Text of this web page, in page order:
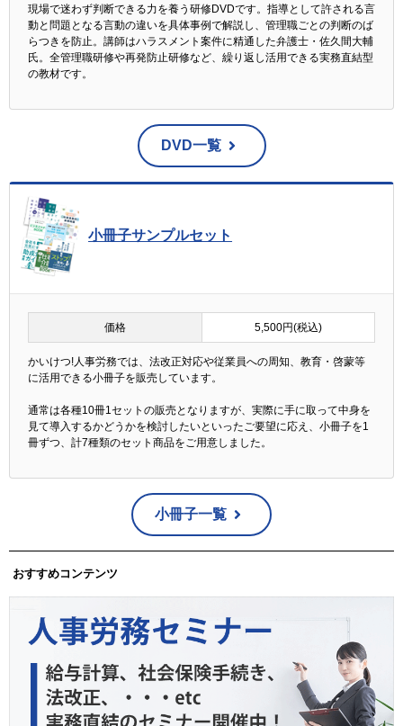
現場で迷わず判断できる力を養う研修DVDです。指導として許される言
動と問題となる言動の違いを具体事例で解説し、管理職ごとの判断のば
らつきを防止。講師はハラスメント案件に精通した弁護士・佐久間大輔
氏。全管理職研修や再発防止研修など、繰り返し活用できる実務直結型
の教材です。
DVD一覧
小冊子サンプルセット
価格 5,500円(税込)
かいけつ!人事労務では、法改正対応や従業員への周知、教育・啓蒙等
に活用できる小冊子を販売しています。
通常は各種10冊1セットの販売となりますが、実際に手に取って中身を
見て導入するかどうかを検討したいといったご要望に応え、小冊子を1
冊ずつ、計7種類のセット商品をご用意しました。
小冊子一覧
おすすめコンテンツ